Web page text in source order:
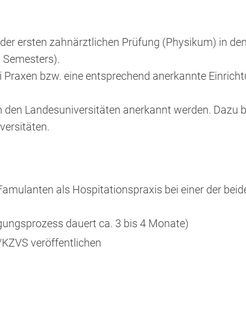
ersten zahnärztlichen Prüfung (Physikum) in
bzw. eine entsprechend anerkannte
Landesuniversitäten anerkannt werden. Dazu
als Hospitationspraxis bei einer der
dauert ca. 3 bis 4 Monate)
veröffentlichen